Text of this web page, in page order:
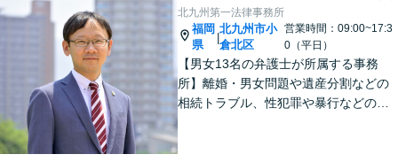
北九州第一法律事務所
福岡
県
|
北九州市小
倉北区
営業時間：09:00~17:3
0（平日）
【男女13名の弁護士が所属する事務
所】離婚・男女問題や遺産分割などの
相続トラブル、性犯罪や暴行などの刑